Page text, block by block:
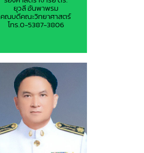
ยุวลี อันพาพรม
คณบดีคณะวิทยาศาสตร์
โทร.0-5387-3806